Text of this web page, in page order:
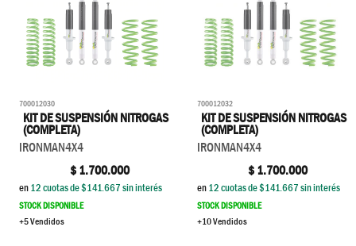
700012030
KIT DE SUSPENSIÓN NITROGAS
(COMPLETA)
IRONMAN4X4
$1.700.000
en12cuotas de $141.667sin interés
STOCK DISPONIBLE
+5 Vendidos
700012032
KIT DE SUSPENSIÓN NITROGAS
(COMPLETA)
IRONMAN4X4
$1.700.000
en12cuotas de $141.667sin interés
STOCK DISPONIBLE
+10 Vendidos